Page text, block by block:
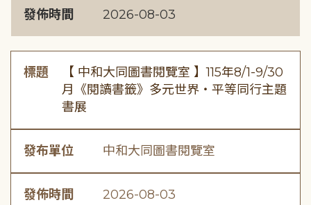
發佈時間 2026-08-03
標題
【 中和大同圖書閱覽室 】115年8/1-9/30
月《閱讀書籤》多元世界・平等同行主題
書展
發布單位 中和大同圖書閱覽室
發佈時間 2026-08-03